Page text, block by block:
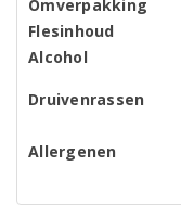
Omverpakking
Flesinhoud
Alcohol
Druivenrassen
Allergenen